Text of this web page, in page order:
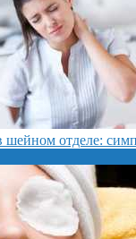
шейном отделе: